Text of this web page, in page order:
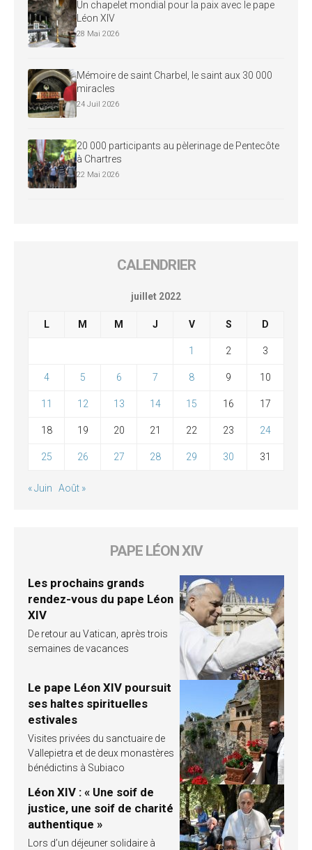
Un chapelet mondial pour la paix avec le pape
Léon XIV
28 Mai 2026
Mémoire de saint Charbel, le saint aux 30 000
miracles
24 Juil 2026
20 000 participants au pèlerinage de Pentecôte
à Chartres
22 Mai 2026
CALENDRIER
juillet 2022
L M M J V S D
1 2 3
4 5 6 7 8 9 10
11 12 13 14 15 16 17
18 19 20 21 22 23 24
25 26 27 28 29 30 31
« Juin Août »
PAPE LÉON XIV
Les prochains grands
rendez-vous du pape Léon
XIV
De retour au Vatican, après trois
semaines de vacances
Le pape Léon XIV poursuit
ses haltes spirituelles
estivales
Visites privées du sanctuaire de
Vallepietra et de deux monastères
bénédictins à Subiaco
Léon XIV : « Une soif de
justice, une soif de charité
authentique »
Lors d’un déjeuner solidaire à